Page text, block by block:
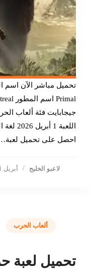
جيجابايت فئة ألعاب
اللعبة
احصل على تحميل
لاعبو الخليج أبريل 1, 2026
ألعاب الحرب
تحميل لعبة